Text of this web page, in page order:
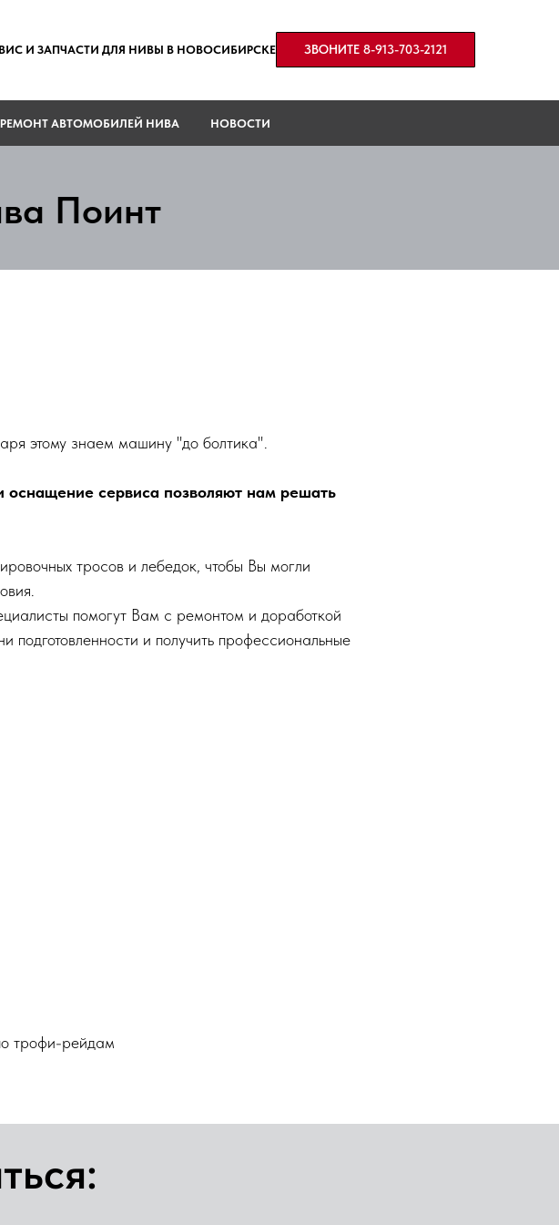
И ЗАПЧАСТИ ДЛЯ НИВЫ В НОВОСИБИРСКЕ ЗВОНИТЕ 8-913-703-2121
РЕМОНТ АВТОМОБИЛЕЙ НИВА НОВОСТИ
Поинт
этому знаем машину "до болтика".
оснащение сервиса позволяют нам решать
тросов и лебедок, чтобы Вы могли
помогут Вам с ремонтом и доработкой
и получить профессиональные
трофи-рейдам